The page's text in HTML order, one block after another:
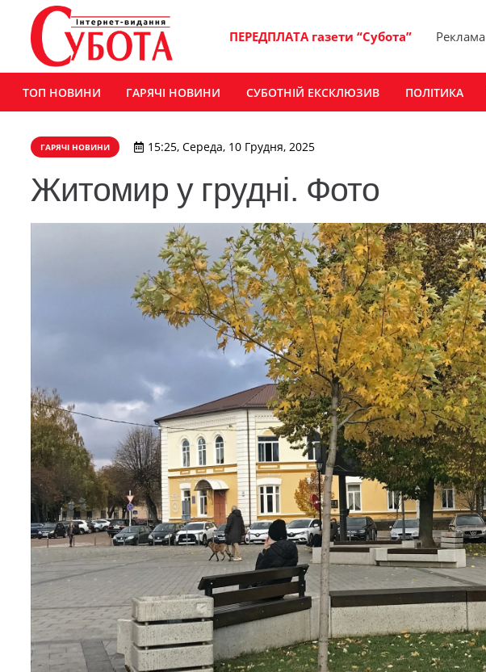
ПЕРЕДПЛАТА газети “Субота” Реклама
ТОП НОВИНИ ГАРЯЧІ НОВИНИ СУБОТНІЙ ЕКСКЛЮЗИВ ПОЛІТИКА
ГАРЯЧІ НОВИНИ 15:25, Середа, 10 Грудня, 2025
Житомир у грудні. Фото